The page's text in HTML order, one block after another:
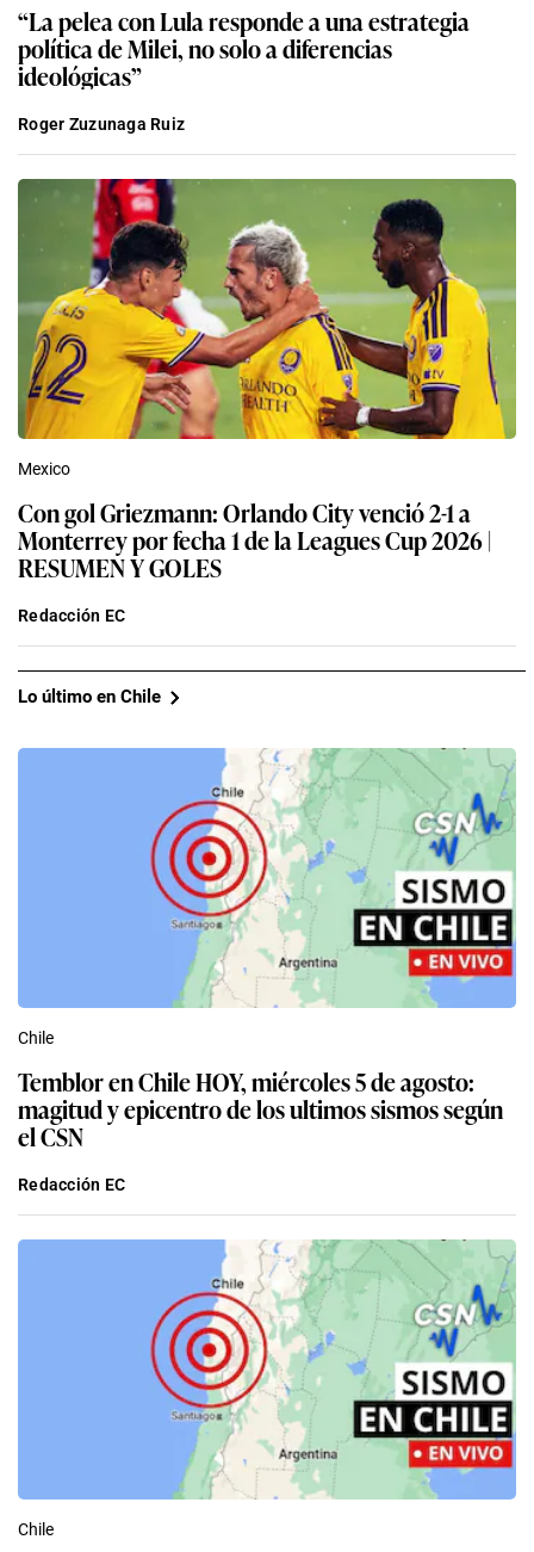
“La pelea con Lula responde a una estrategia
política de Milei, no solo a diferencias
ideológicas”
Roger Zuzunaga Ruiz
Mexico
Con gol Griezmann: Orlando City venció 2-1 a
Monterrey por fecha 1 de la Leagues Cup 2026 |
RESUMEN Y GOLES
Redacción EC
Lo último en Chile
Chile
Temblor en Chile HOY, miércoles 5 de agosto:
magitud y epicentro de los ultimos sismos según
el CSN
Redacción EC
Chile